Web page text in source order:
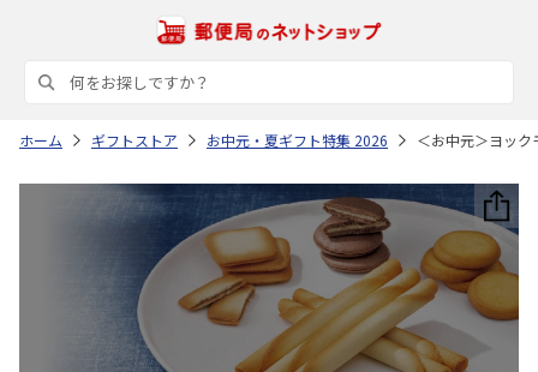
ホーム ギフトストア お中元・夏ギフト特集 2026 ＜お中元＞ヨッ